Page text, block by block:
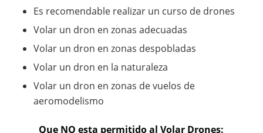
Es recomendable realizar un curso de drones
Volar un dron en zonas adecuadas
Volar un dron en zonas despobladas
Volar un dron en la naturaleza
Volar un dron en zonas de vuelos de
aeromodelismo
Que NO esta permitido al Volar Drones: